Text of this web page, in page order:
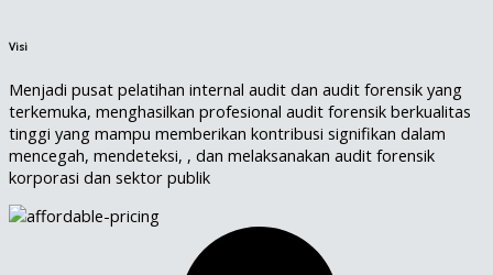
Visi
Menjadi pusat pelatihan internal audit dan audit forensik yang
terkemuka, menghasilkan profesional audit forensik berkualitas
tinggi yang mampu memberikan kontribusi signifikan dalam
mencegah, mendeteksi, , dan melaksanakan audit forensik
korporasi dan sektor publik